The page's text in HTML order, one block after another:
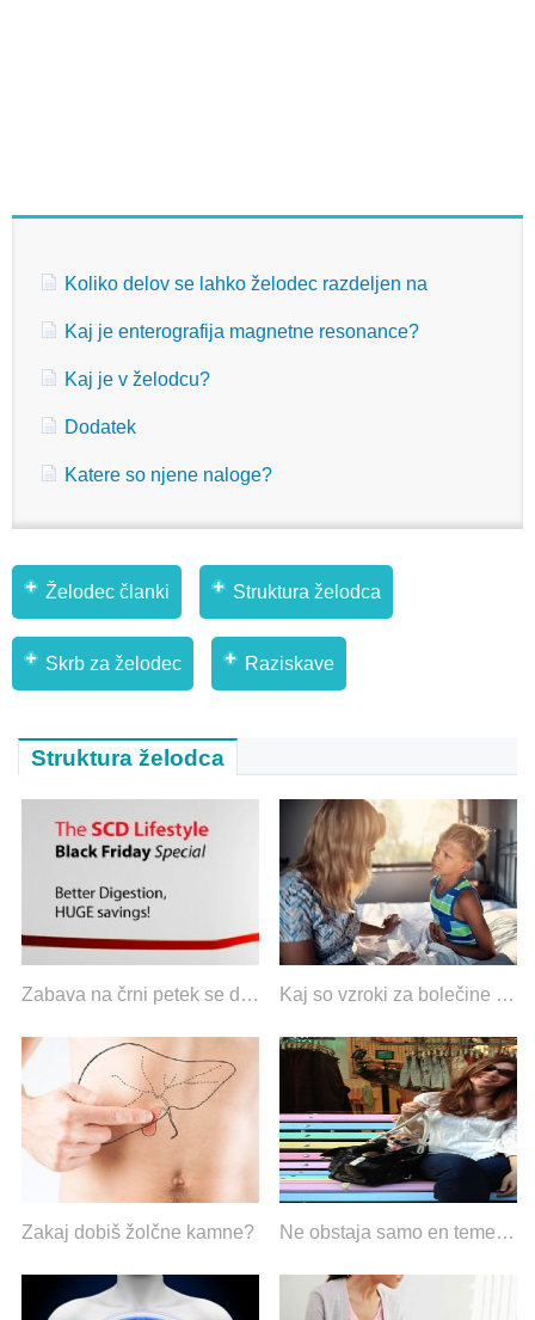
Koliko delov se lahko želodec razdeljen na
Kaj je enterografija magnetne resonance?
Kaj je v želodcu?
Dodatek
Katere so njene naloge?
Želodec članki Struktura želodca
Skrb za želodec Raziskave
Struktura želodca
Zabava na črni petek se dogaja zgodaj… Kaj so vzroki za bolečine v zgornjem levem delu trebuha pri otrocih?
Zakaj dobiš žolčne kamne? Ne obstaja samo en temeljni vzrok za vašo bolezen